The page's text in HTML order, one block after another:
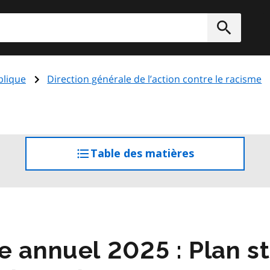
Direction générale de l’action contre le racisme
Table des matièresaccéder
à
annuel 2025 : Plan